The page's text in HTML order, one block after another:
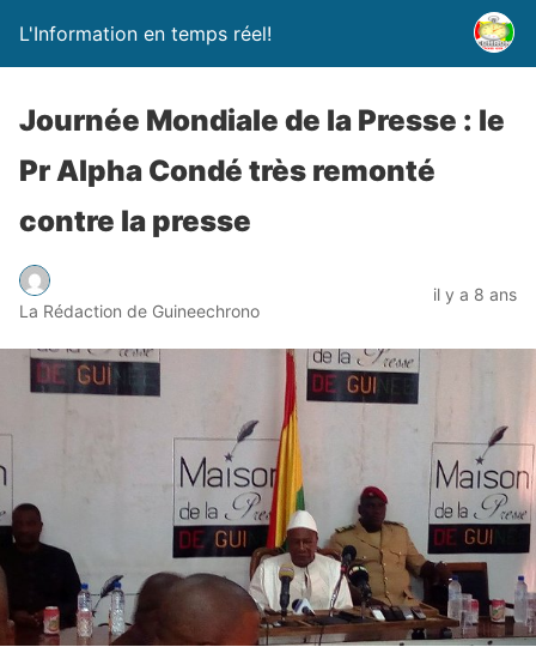
L'Information en temps réel!
Journée Mondiale de la Presse : le
Pr Alpha Condé très remonté
contre la presse
La Rédaction de Guineechrono
il y a 8 ans